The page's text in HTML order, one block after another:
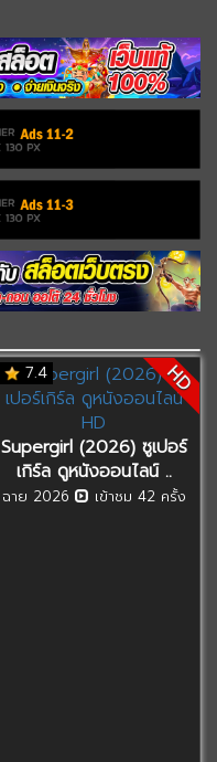
7.4 HD
Supergirl (2026) ซูเปอร์
เกิร์ล ดูหนังออนไลน์ ..
ฉาย 2026 เข้าชม 42 ครั้ง